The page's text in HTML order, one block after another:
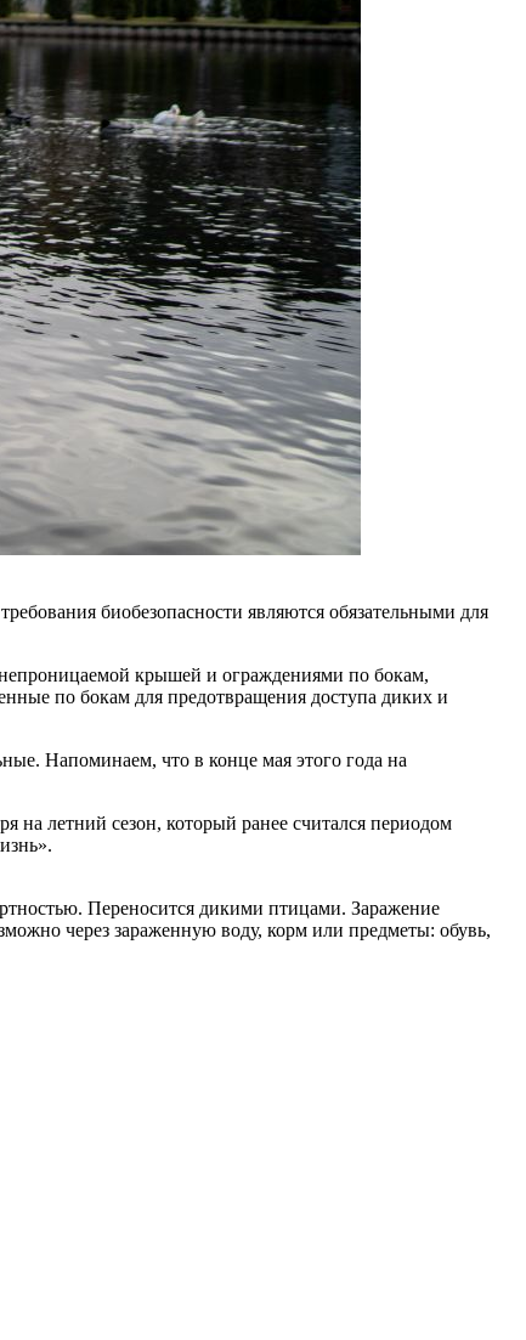
биобезопасности являются обязательными для
крышей и ограждениями по бокам,
по бокам для предотвращения доступа диких и
Напоминаем, что в конце мая этого года на
на летний сезон, который ранее считался периодом
Переносится дикими птицами. Заражение
через зараженную воду, корм или предметы: обувь,